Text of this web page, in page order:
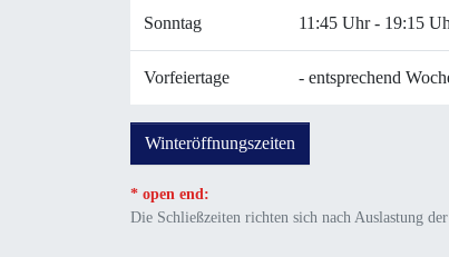
Sonntag 11:45 Uhr - 19:15
Vorfeiertage - entsprechend
Winteröffnungszeiten
* open end:
Die Schließzeiten richten sich nach Auslastung